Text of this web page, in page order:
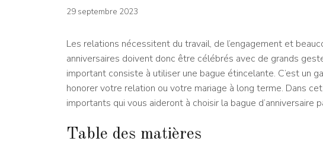
29 septembre 2023
Les relations nécessitent du travail, de l’engagement et
anniversaires doivent donc être célébrés avec de grands
important consiste à utiliser une bague étincelante. C’est un
honorer votre relation ou votre mariage à long terme. Dans
importants qui vous aideront à choisir la bague d’anniversaire
Table des matières